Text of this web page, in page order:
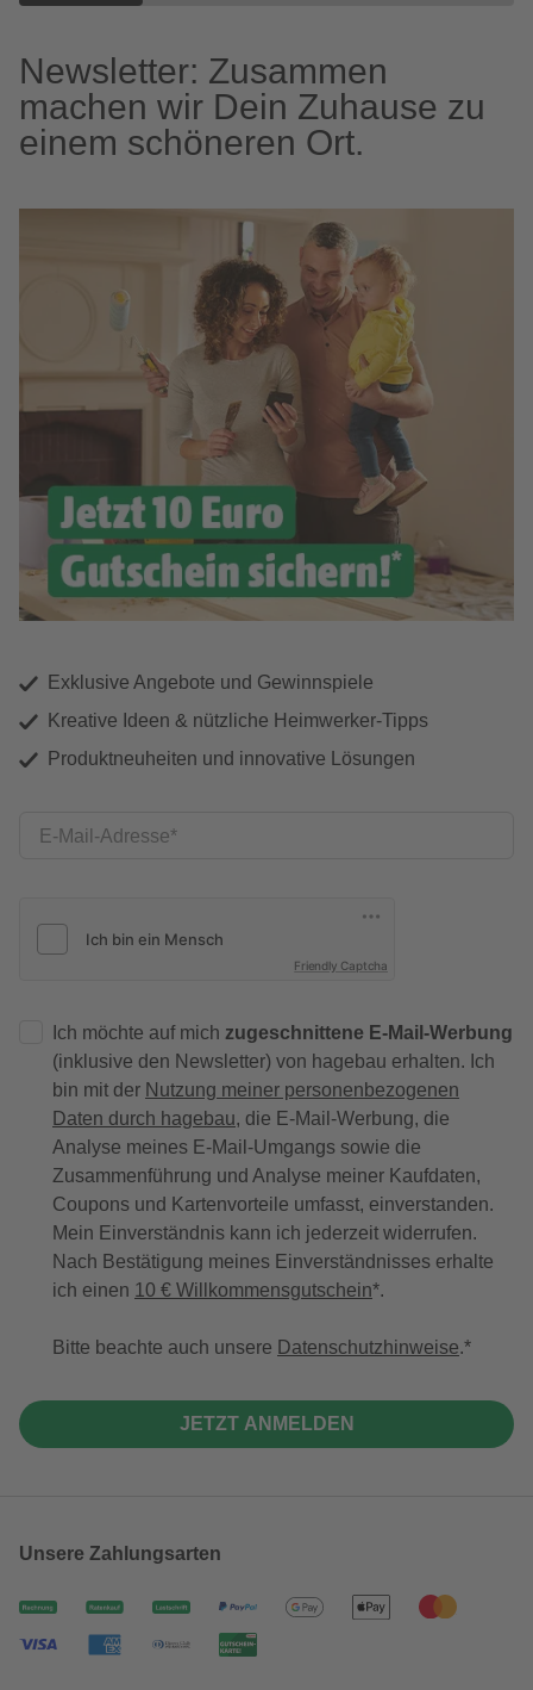
Newsletter: Zusammen
machen wir Dein Zuhause zu
einem schöneren Ort.
Exklusive Angebote und Gewinnspiele
Kreative Ideen & nützliche Heimwerker-Tipps
Produktneuheiten und innovative Lösungen
E-Mail-Adresse
Friendly Captcha
Ich möchte auf mich zugeschnittene E-Mail-Werbung
(inklusive den Newsletter) von hagebau erhalten. Ich
bin mit der Nutzung meiner personenbezogenen
Daten durch hagebau, die E-Mail-Werbung, die
Analyse meines E-Mail-Umgangs sowie die
Zusammenführung und Analyse meiner Kaufdaten,
Coupons und Kartenvorteile umfasst, einverstanden.
Mein Einverständnis kann ich jederzeit widerrufen.
Nach Bestätigung meines Einverständnisses erhalte
ich einen 10 € Willkommensgutschein*.
Bitte beachte auch unsere Datenschutzhinweise.
JETZT ANMELDEN
Unsere Zahlungsarten